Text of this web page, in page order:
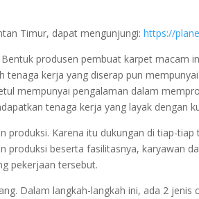
Timur, dapat mengunjungi: https://
produsen pembuat karpet macam
tenaga kerja yang diserap pun
mempunyai pengalaman dalam
tenaga kerja yang layak dengan
produksi. Karena itu dukungan di tiap-
produksi beserta fasilitasnya, karyawan
pekerjaan tersebut.
Dalam langkah-langkah ini, ada 2 jenis